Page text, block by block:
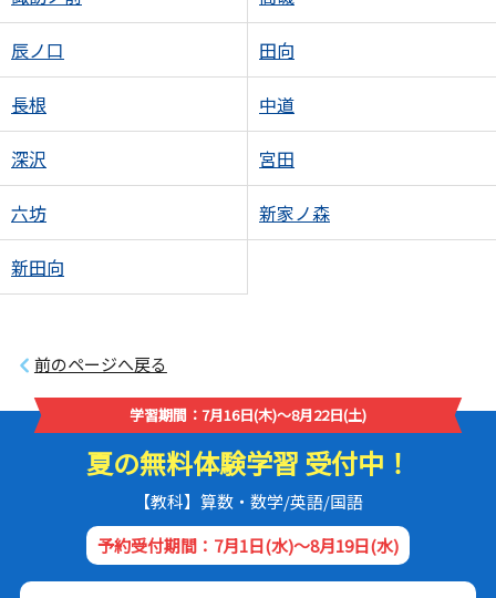
辰ノ口 田向
長根 中道
深沢 宮田
六坊 新家ノ森
新田向
前のページへ戻る
学習期間：7月16日(木)～8月22日(土)
夏の無料体験学習 受付中！
【教科】算数・数学/英語/国語
予約受付期間：7月1日(水)～8月19日(水)